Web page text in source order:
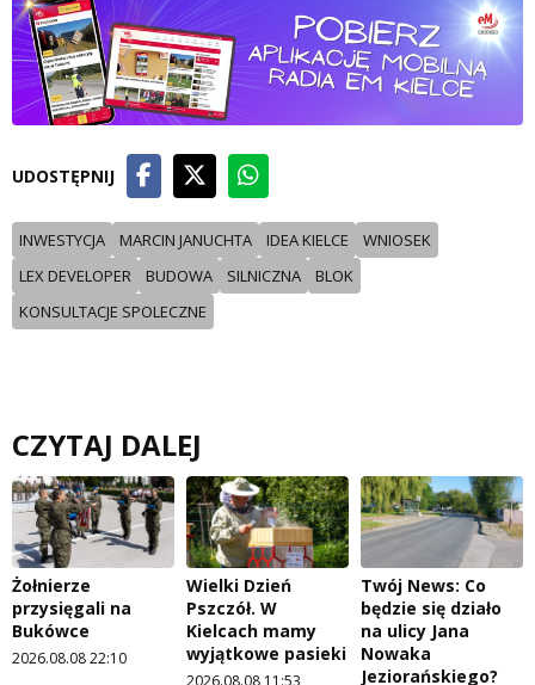
UDOSTĘPNIJ
INWESTYCJA MARCIN JANUCHTA IDEA KIELCE
WNIOSEK
LEX DEVELOPER
BUDOWA SILNICZNA
BLOK
KONSULTACJE SPOLECZNE
CZYTAJ DALEJ
Żołnierze
przysięgali na
Bukówce
2026.08.08 22:10
Wielki Dzień
Pszczół. W
Kielcach mamy
wyjątkowe pasieki
2026.08.08 11:53
Twój News: Co
będzie się działo
na ulicy Jana
Nowaka
Jeziorańskiego?